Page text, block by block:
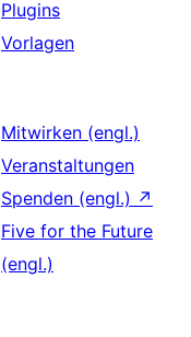
Plugins
Vorlagen
Mitwirken (engl.)
Veranstaltungen
Spenden (engl.) ↗
Five for the Future
(engl.)